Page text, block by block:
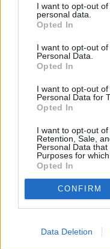
I want to opt-out
personal data.
Opted In
I want to opt-out
Personal Data.
Opted In
I want to opt-out
Personal Data for
Opted In
I want to opt-out of
Retention, Sale,
Personal Data
Purposes for
Opted In
CONFIRM
Data Deletion
τίτλων &
Η διαδικασία
Επισκεφθείτε
Εθνικής
της κατοικίας
γρήγορα την
από το
σελίδα της
διαμορφώστε το
επιλέγοντας«θέλω
βάση τα